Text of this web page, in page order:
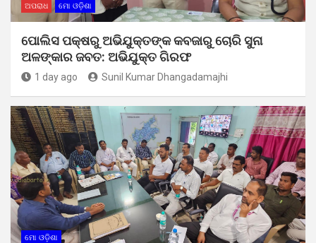
ଅପରାଧ ମୋ ଓଡ଼ିଶା
ପୋଲିସ ପକ୍ଷରୁ ଅଭିଯୁକ୍ତଙ୍କ କବଜାରୁ ଚୋରି ସୁନା
ଅଳଙ୍କାର ଜବତ: ଅଭିଯୁକ୍ତ ଗିରଫ
1 day ago Sunil Kumar Dhangadamajhi
ମୋ ଓଡ଼ିଶା